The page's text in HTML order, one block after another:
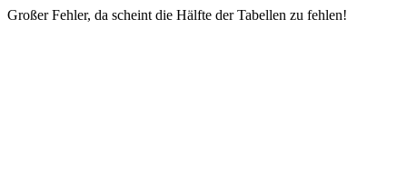
Großer Fehler, da scheint die Hälfte der Tabellen zu fehlen!